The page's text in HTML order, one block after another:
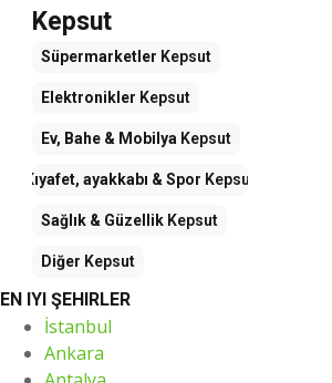
Kepsut
Süpermarketler Kepsut
Elektronikler Kepsut
Ev, Bahe & Mobilya Kepsut
Kıyafet, ayakkabı & Spor Kepsut
Sağlık & Güzellik Kepsut
Diğer Kepsut
EN IYI ŞEHIRLER
İstanbul
Ankara